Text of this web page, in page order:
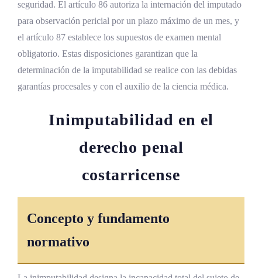
seguridad. El artículo 86 autoriza la internación del imputado
para observación pericial por un plazo máximo de un mes, y
el artículo 87 establece los supuestos de examen mental
obligatorio. Estas disposiciones garantizan que la
determinación de la imputabilidad se realice con las debidas
garantías procesales y con el auxilio de la ciencia médica.
Inimputabilidad en el
derecho penal
costarricense
Concepto y fundamento
normativo